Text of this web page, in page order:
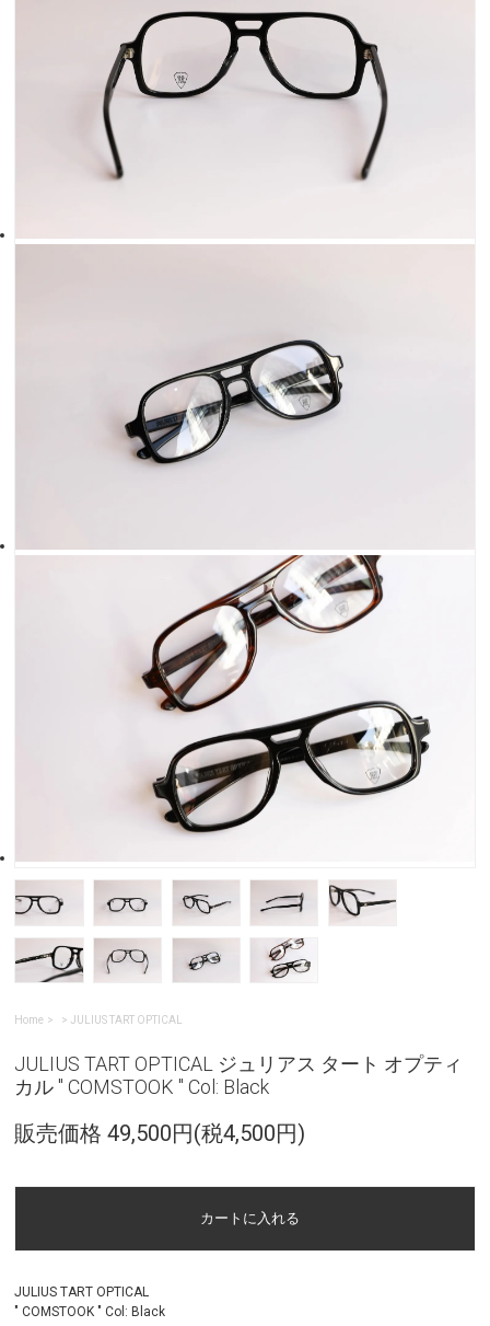
Home > JULIUS TART OPTICAL
JULIUS TART OPTICAL ジュリアス タート オプティ
カル " COMSTOOK " Col: Black
販売価格 49,500円(税4,500円)
JULIUS TART OPTICAL
" COMSTOOK " Col: Black